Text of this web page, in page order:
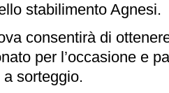
stabilimento Agnesi.
consentirà di
per l’occasione e
sorteggio.